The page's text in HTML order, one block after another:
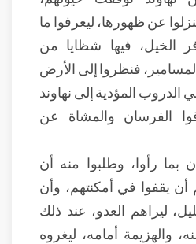
عن ظهورها، ليعرفوا ما
الخيل، فيها شظايا من
فنظروا إلى الأرض
الدروب المؤدية إلى نهاوند
الفرسان والمشاة عن
بما رأوا، وطلبوا منه أن
يقفوا في أمكنتهم، وأن
ليراهم العدو، عند ذلك
والهزيمة أمامه، ليغروه